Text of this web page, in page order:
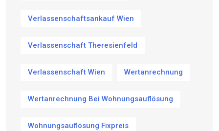
Verlassenschaftsankauf Wien
Verlassenschaft Theresienfeld
Verlassenschaft Wien Wertanrechnung
Wertanrechnung Bei Wohnungsauflösung
Wohnungsauflösung Fixpreis